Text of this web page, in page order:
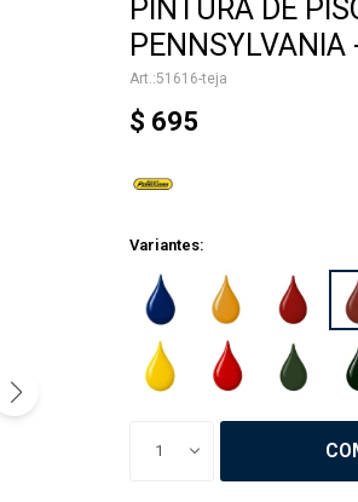
PINTURA DE
PENNSYLVANIA
51616-teja
$ 695
Variantes:
1